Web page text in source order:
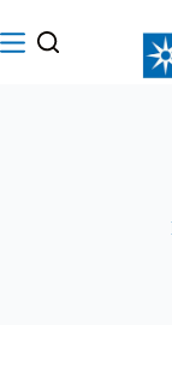
al
contenuto